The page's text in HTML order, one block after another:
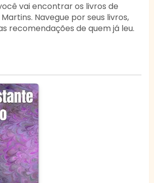
vai encontrar os livros de
Navegue por seus livros,
recomendações de quem já leu.